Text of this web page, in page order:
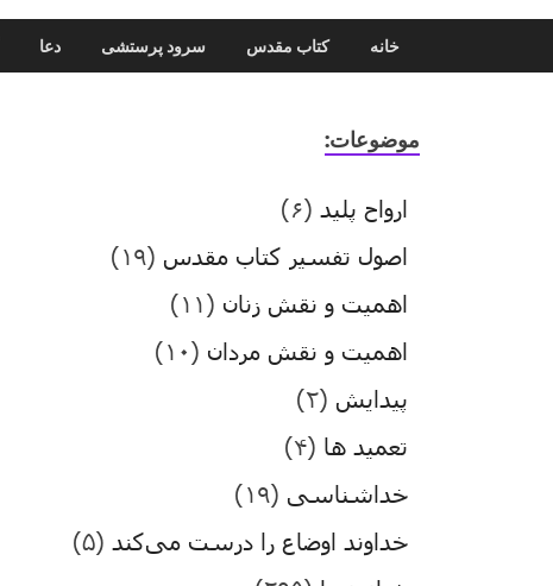
خانه کتاب مقدس سرود پرستشی دعا
موضوعات:
ارواح پلید (۶)
اصول تفسیر کتاب مقدس (۱۹)
اهمیت و نقش زنان (۱۱)
اهمیت و نقش مردان (۱۰)
پیدایش (۲)
تعمید ها (۴)
خداشناسی (۱۹)
خداوند اوضاع را درست می‌کند (۵)